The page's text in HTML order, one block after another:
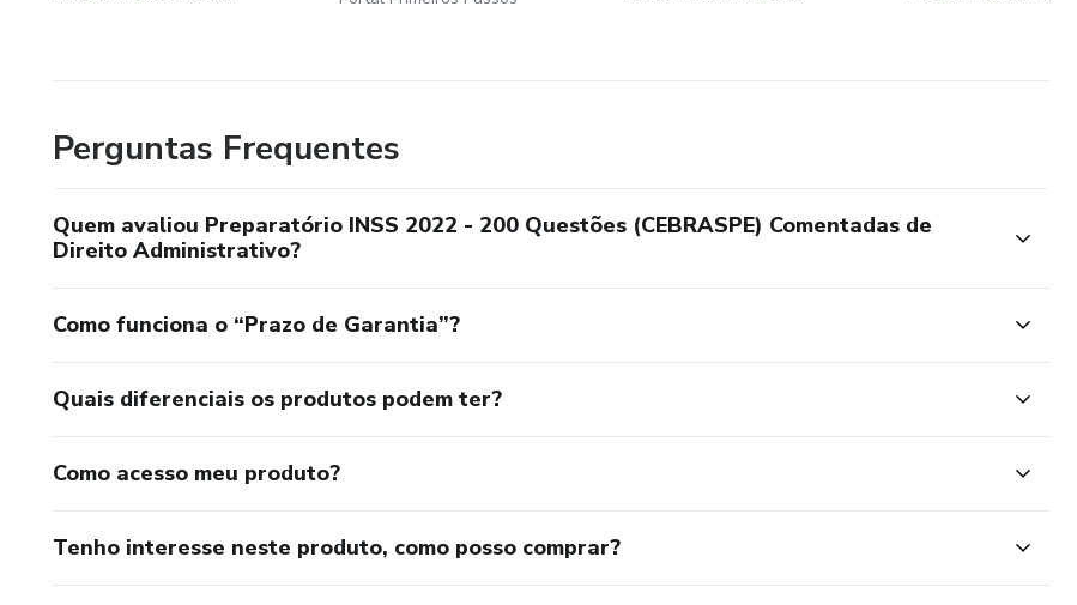
Perguntas Frequentes
Quem avaliou Preparatório INSS 2022 - 200 Questões (CEBRASPE) Comentadas de
Direito Administrativo?
Como funciona o “Prazo de Garantia”?
Quais diferenciais os produtos podem ter?
Como acesso meu produto?
Tenho interesse neste produto, como posso comprar?